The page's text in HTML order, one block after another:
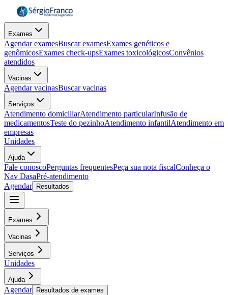
Exames
Agendar examesBuscar examesExames genéticos e
genômicosExames check-upsExames toxicológicosConvênios
atendidos
Vacinas
Agendar vacinasBuscar vacinas
Serviços
Atendimento domiciliarAtendimento particularInfusão de
medicamentosTeste do pezinhoAtendimento infantilAtendimento em
empresas
Unidades
Ajuda
Fale conoscoPerguntas frequentesPeça sua nota fiscalConheça o
Nav DasaPré-atendimento
Agendar
Resultados
Exames
Vacinas
Serviços
Unidades
Ajuda
Agendar Resultados de exames